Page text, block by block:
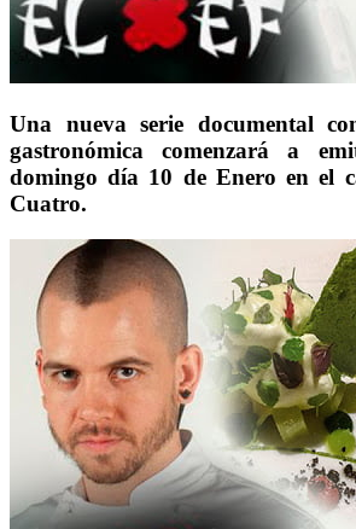
Una nueva serie documental
gastronómica comenzará a
domingo día 10 de Enero en el
Cuatro.